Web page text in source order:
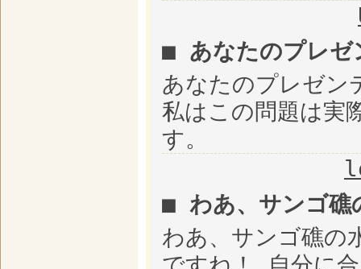
■ あなたのプレゼ
あなたのプレゼン
私はこの問題は実
す。
■ わあ、サンゴ礁
わあ、サンゴ礁の